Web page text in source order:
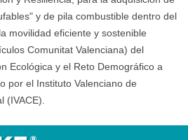
y de pila combustible dentro del
movilidad eficiente y sostenible
Comunitat Valenciana) del
Ecológica y el Reto Demográfico a
por el Instituto Valenciano de
(IVACE).